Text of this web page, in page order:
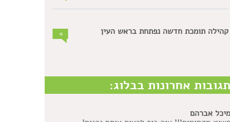
קהילה תומכת חדשה נפתחת בראש העין 0
תגובות אחרונות בבלוג:
מיכל אברהם